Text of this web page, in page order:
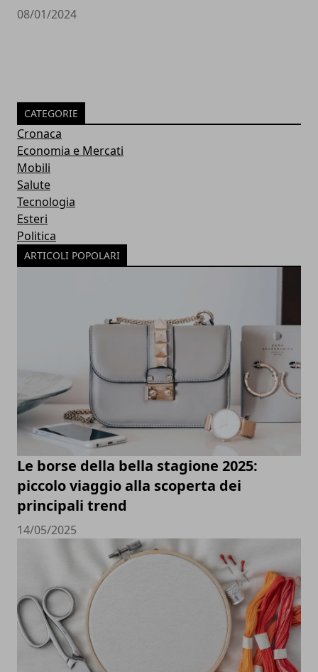
08/01/2024
CATEGORIE
Cronaca
Economia e Mercati
Mobili
Salute
Tecnologia
Esteri
Politica
ARTICOLI POPOLARI
Le borse della bella stagione 2025:
piccolo viaggio alla scoperta dei
principali trend
14/05/2025